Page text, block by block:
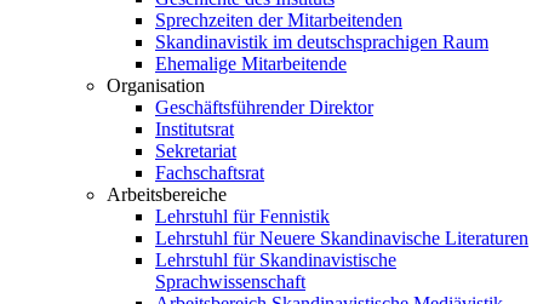
Sprechzeiten der Mitarbeitenden
Skandinavistik im deutschsprachigen Raum
Ehemalige Mitarbeitende
Organisation
Geschäftsführender Direktor
Institutsrat
Sekretariat
Fachschaftsrat
Arbeitsbereiche
Lehrstuhl für Fennistik
Lehrstuhl für Neuere Skandinavische Literaturen
Lehrstuhl für Skandinavistische
Sprachwissenschaft